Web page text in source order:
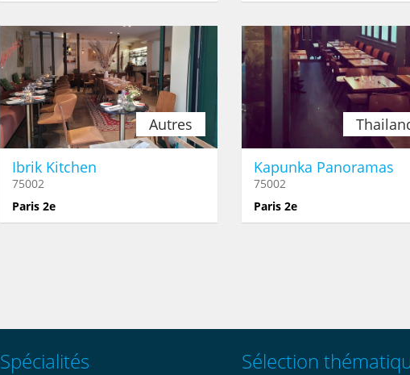
Autres
Ibrik Kitchen
75002
Paris 2e
Kapunka Panoramas
75002
Paris 2e
Spécialités Sélection